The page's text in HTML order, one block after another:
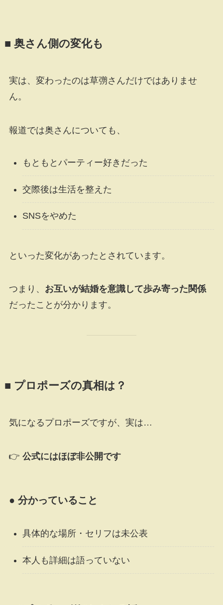
■ 奥さん側の変化も
実は、変わったのは草彅さんだけではありませ
ん。
報道では奥さんについても、
もともとパーティー好きだった
交際後は生活を整えた
SNSをやめた
といった変化があったとされています。
つまり、 お互いが結婚を意識して歩み寄った関係
だったことが分かります。
■ プロポーズの真相は？
気になるプロポーズですが、実は…
👉 公式にはほぼ非公開です
● 分かっていること
具体的な場所・セリフは未公表
本人も詳細は語っていない